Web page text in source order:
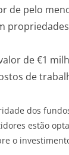
de pelo
de €1
de
dos
estão
o